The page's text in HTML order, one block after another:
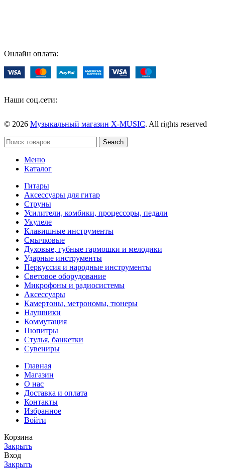
Онлайн оплата:
Наши соц.сети:
© 2026 Музыкальный магазин X-MUSIC. All rights reserved
Search
Меню
Каталог
Гитары
Аксессуары для гитар
Струны
Усилители, комбики, процессоры, педали
Укулеле
Клавишные инструменты
Смычковые
Духовые, губные гармошки и мелодики
Ударные инструменты
Перкуссия и народные инструменты
Световое оборудование
Микрофоны и радиосистемы
Аксессуары
Камертоны, метрономы, тюнеры
Наушники
Коммутация
Пюпитры
Стулья, банкетки
Сувениры
Главная
Магазин
О нас
Доставка и оплата
Контакты
Избранное
Войти
Корзина
Закрыть
Вход
Закрыть